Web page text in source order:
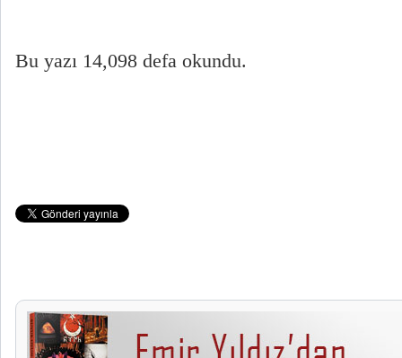
Bu yazı 14,098 defa okundu.